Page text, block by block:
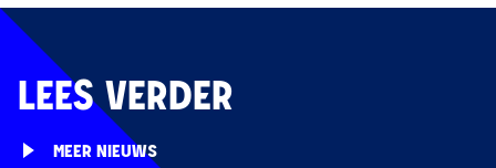
LEES VERDER
MEER NIEUWS